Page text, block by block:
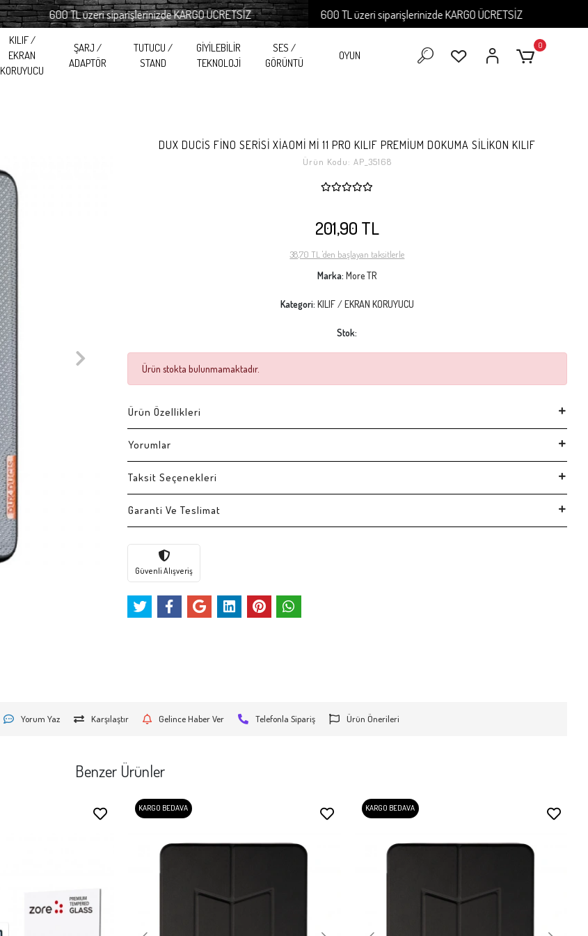
600 TL üzeri siparişlerinizde KARGO ÜCRETSİZ 600 TL üzeri siparişlerinizde KARGO ÜCRETSİZ
KILIF /
EKRAN
KORUYUCU
ŞARJ /
ADAPTÖR
TUTUCU /
STAND
GİYİLEBİLİR
TEKNOLOJİ
SES /
GÖRÜNTÜ
OYUN
0
DUX DUCİS FİNO SERİSİ XİAOMİ Mİ 11 PRO KILIF PREMİUM DOKUMA SİLİKON KILIF
Ürün Kodu: AP_35168
201,90 TL
38,70 TL 'den başlayan taksitlerle
Marka:More TR
Kategori: KILIF / EKRAN KORUYUCU
Stok:
Ürün stokta bulunmamaktadır.
Ürün Özellikleri
Yorumlar
Taksit Seçenekleri
Garanti Ve Teslimat
Güvenli Alışveriş
Yorum Yaz Karşılaştır Gelince Haber Ver Telefonla Sipariş Ürün Önerileri
Benzer Ürünler
KARGO BEDAVA KARGO BEDAVA